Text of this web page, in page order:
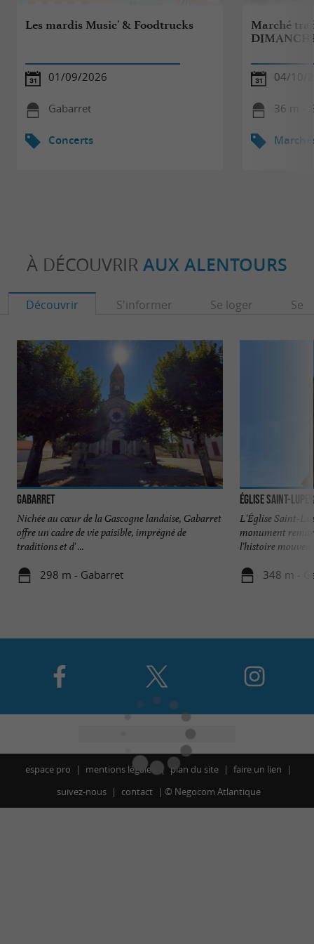
Les mardis Music' & Foodtrucks
01/09/2026
Gabarret
Concerts
Marché
04/10/
36 m -
À DÉCOUVRIR AUX ALENTOURS
Découvrir S'informer Se loger Se
Gabarret
Nichée au cœur de la Gascogne landaise, Gabarret
offre un cadre de vie paisible, imprégné de
traditions et d' ...
298 m - Gabarret
Église Saint-
L'Église Saint-
monument
l'histoire
348 m -
espace pro mentions légales plan du site
faire un lien
suivez-nous
contact © Negocom Atlantique